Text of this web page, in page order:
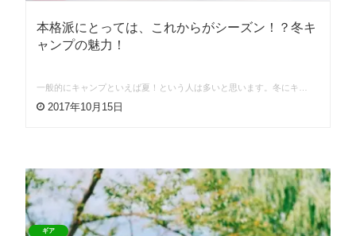
本格派にとっては、これからがシーズン！？冬キ
ャンプの魅力！
一般的にキャンプといえば夏！という人は多いと思います。冬にキ…
2017年10月15日
ギア